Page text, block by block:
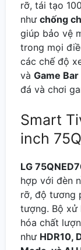
rỡ, tái tạo
như chống
giúp bảo vệ
trong mọi
các chế độ
và Game Bar
đá và chơi
Smart
inch
LG
hợp với đèn
rỡ, độ tương
tượng. Bộ xử
hóa chất
như HDR10,